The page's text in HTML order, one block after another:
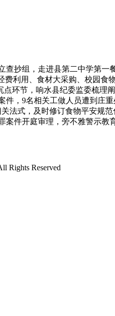
组，走进县第二中学第一
利用、食材大采购、校园
环节，响水县纪委监委梳
，9名相关工做人员遭到庄
法式，及时修订食物平安规
件开庭审理，旁不雅警示
Rights Reserved